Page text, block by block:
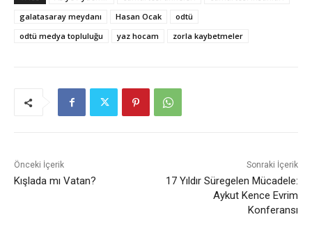
galatasaray meydanı
Hasan Ocak
odtü
odtü medya topluluğu
yaz hocam zorla kaybetmeler
Önceki İçerik
Kışlada mı Vatan?
Sonraki İçerik
17 Yıldır Süregelen Mücadele:
Aykut Kence Evrim
Konferansı